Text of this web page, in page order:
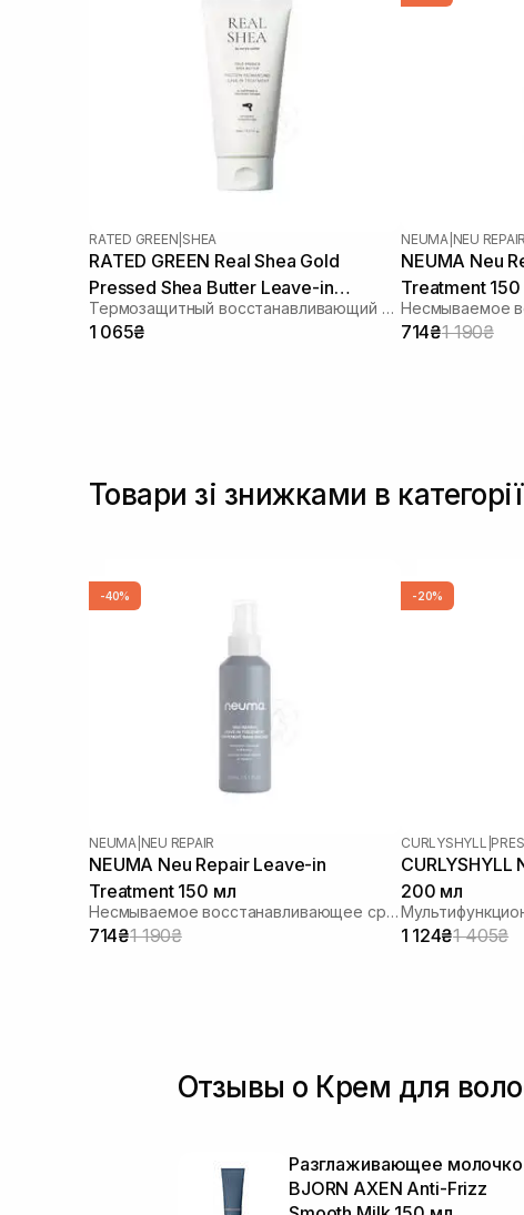
RATED GREEN SHEA
RATED GREEN Real Shea Gold
Pressed Shea Butter Leave-in
Treatment 150 мл
Термозащитный восстанавливающий крем для волос с маслом ши
1 065₴
NEUMA NEU REPAIR
NEUMA Neu
Treatment
714₴1 190₴
Товари зі знижками в
-40%
NEUMA NEU REPAIR
NEUMA Neu Repair Leave-in
Treatment 150 мл
Несмываемое восстанавливающее средство для волос
714₴1 190₴
-20%
CURLYSHYLL
CURLYSHYLL
200 мл
1 124₴1 405₴
Отзывы о Крем для
Разглаживающее молочко
BJORN AXEN Anti-Frizz